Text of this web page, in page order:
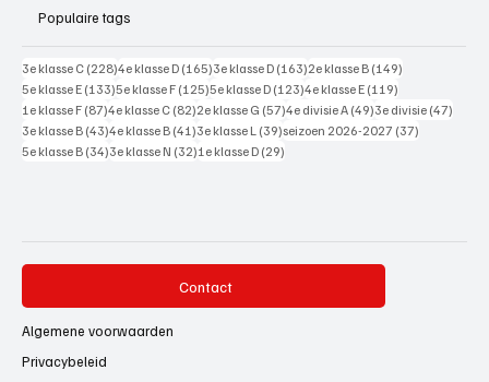
Populaire tags
3e klasse C (228)228 posts
4e klasse D (165)165 posts
3e klasse D (163)163 posts
2e klasse B (149)
5e klasse E (133)133 posts
5e klasse F (125)125 posts
5e klasse D (123)123 posts
4e klasse E (119)
1e klasse F (87)87 posts
4e klasse C (82)82 posts
2e klasse G (57)57 posts
4e divisie A (49)49 posts
3e divisie (47)
3e klasse B (43)43 posts
4e klasse B (41)41 posts
3e klasse L (39)39 posts
seizoen 2026-2027 (37)
5e klasse B (34)34 posts
3e klasse N (32)32 posts
1e klasse D (29)
Contact
Algemene voorwaarden
Privacybeleid